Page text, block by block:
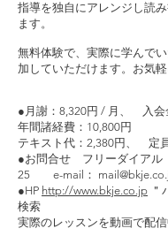
指導を独自にアレンジし読
ます。
無料体験で、実際に学んで
加していただけます。お気軽
●月謝：8,320円 / 月、 入
年間諸経費：10,800円
テキスト代：2,380円、 定
●お問合せ フリーダイアル
25 e-mail：
●HP http://www.bkje.co.jp ＂
検索
実際のレッスンを動画で配信